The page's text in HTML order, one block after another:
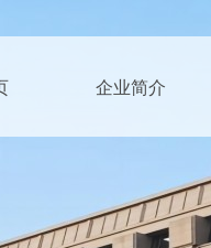
企业简介